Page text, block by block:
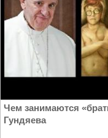
Чем занимаются
Гундяева